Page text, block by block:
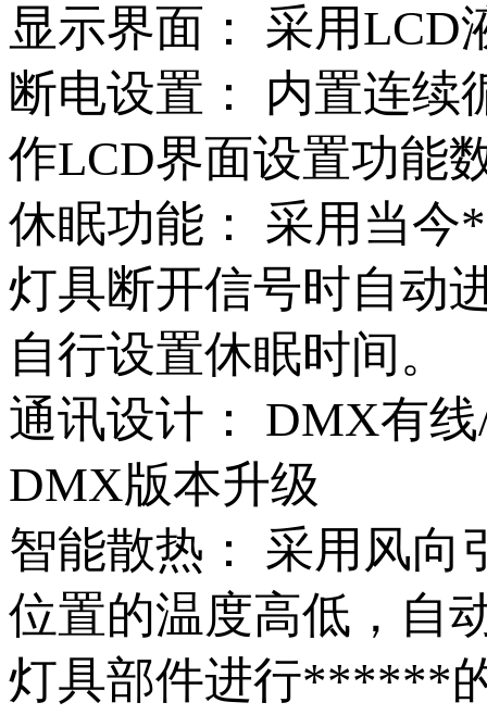
显示界面： 采用LCD
断电设置： 内置连续
作LCD界面设置功能
休眠功能： 采用当
灯具断开信号时自动
自行设置休眠时间。
通讯设计： DMX有
DMX版本升级
智能散热： 采用风向
位置的温度高低，自
灯具部件进行******